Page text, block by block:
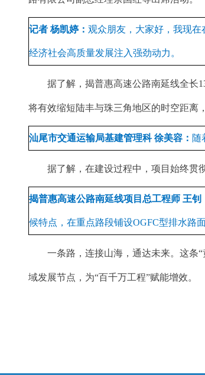
记者 杨凯婷：观众朋友，大家好，我现
经济社会高质量发展注入强劲动力。
据了解，揭普惠高速公路南延线全长
将有效缩短陆丰与珠三角地区的时空距离
汕尾市交通运输局基建管理科 徐美容： 随
据了解，在建设过程中，项目始终贯彻
揭普惠高速公路南延线项目总工程师 王钊
候特点，在重点路段铺设OGFC型排水路
一条路，连接山海，通达未来。这条“
域发展节点，为“百千万工程”赋能增效。